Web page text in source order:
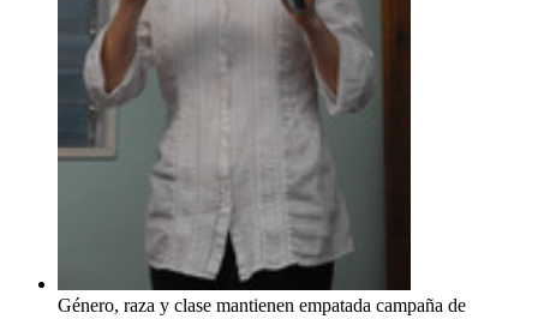
Género, raza y clase mantienen empatada campaña de